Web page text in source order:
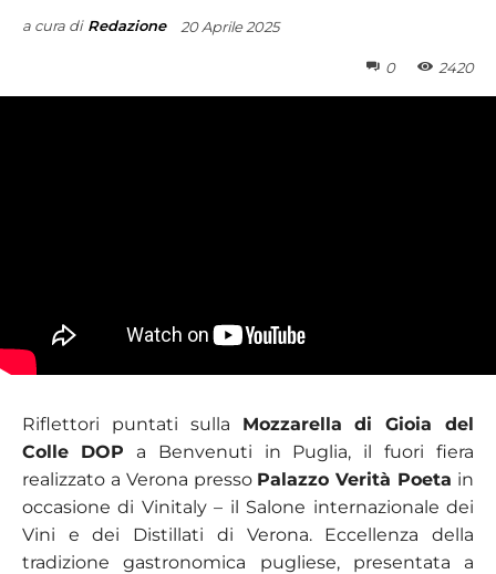
a cura di Redazione 20 Aprile 2025
0 2420
Riflettori puntati sulla Mozzarella di Gioia del
Colle
DOP a Benvenuti in Puglia, il fuori fiera
realizzato a Verona presso Palazzo Verità Poeta in
occasione di Vinitaly – il Salone internazionale dei
Vini e dei Distillati di Verona. Eccellenza della
tradizione gastronomica pugliese, presentata a